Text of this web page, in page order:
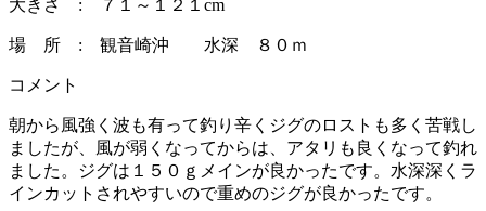
大きさ : ７１～１２１cm
場 所 : 観音崎沖 水深 ８０ｍ
コメント
朝から風強く波も有って釣り辛くジグのロストも多く苦戦し
ましたが、風が弱くなってからは、アタリも良くなって釣れ
ました。ジグは１５０ｇメインが良かったです。水深深くラ
インカットされやすいので重めのジグが良かったです。